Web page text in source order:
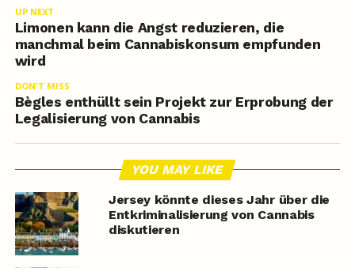
UP NEXT
Limonen kann die Angst reduzieren, die
manchmal beim Cannabiskonsum empfunden
wird
DON'T MISS
Bègles enthüllt sein Projekt zur Erprobung der
Legalisierung von Cannabis
YOU MAY LIKE
Jersey könnte dieses Jahr über die
Entkriminalisierung von Cannabis
diskutieren